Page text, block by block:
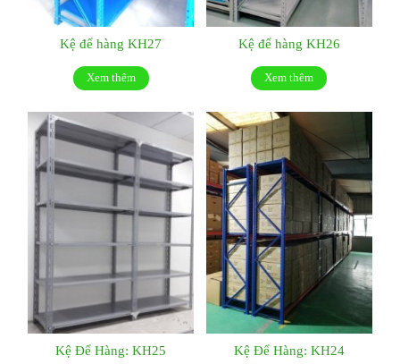
Kệ để hàng KH27
Xem thêm
Kệ để hàng KH26
Xem thêm
Kệ Để Hàng: KH25 Kệ Để Hàng: KH24